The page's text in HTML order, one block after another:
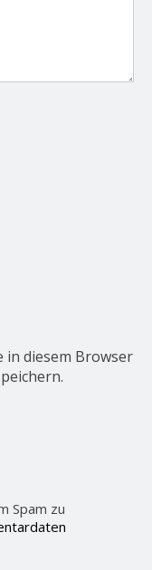
in diesem Browser
Spam zu